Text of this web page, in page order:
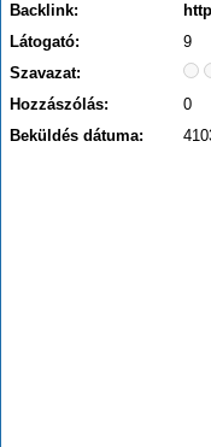
Backlink:
Látogató:
9
Szavazat:
Hozzászólás:
0
Beküldés dátuma: